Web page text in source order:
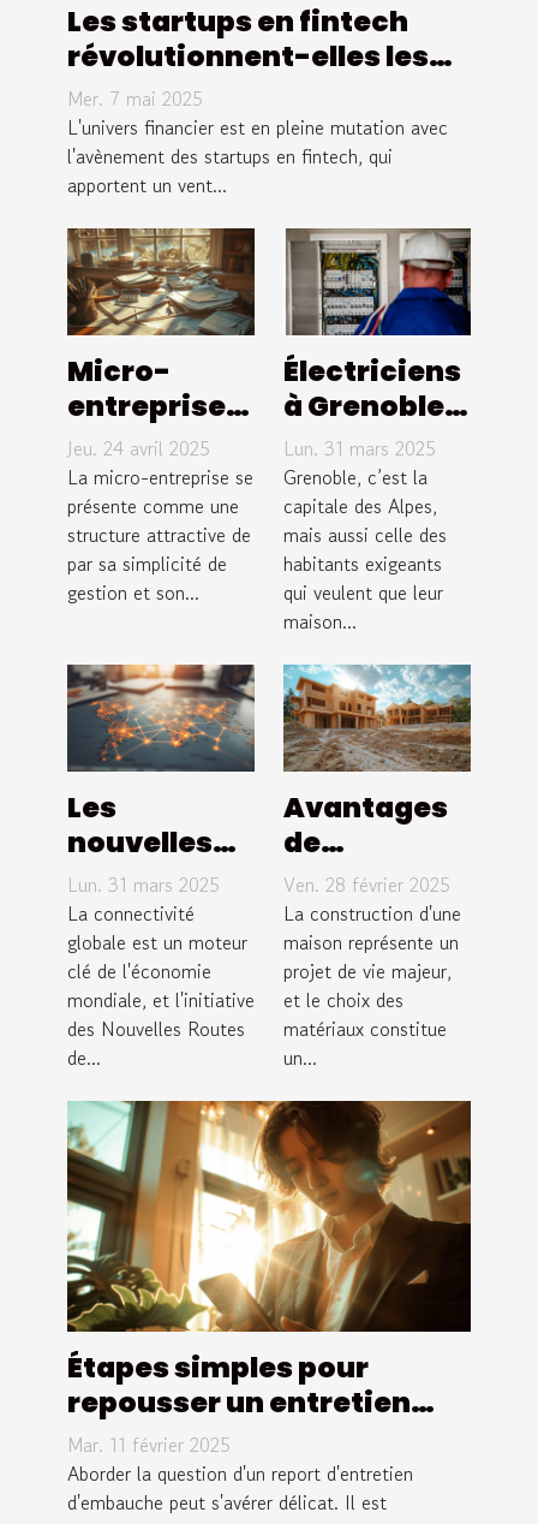
Les startups en fintech
révolutionnent-elles les
services financiers
Mer. 7 mai 2025
L'univers financier est en pleine mutation avec
l'avènement des startups en fintech, qui
apportent un vent...
Micro-
entreprises
et fiscalité
conseils
pour
optimiser
sa
déclaration
en 2023
Jeu. 24 avril 2025
La micro-entreprise se
présente comme une
structure attractive de
par sa simplicité de
gestion et son...
Électriciens
à Grenoble :
l'entreprise
KPC Elec
possède les
meilleurs !
Lun. 31 mars 2025
Grenoble, c’est la
capitale des Alpes,
mais aussi celle des
habitants exigeants
qui veulent que leur
maison...
Les
nouvelles
routes de la
soie
Initiative
mondiale et
enjeux pour
l'économie
Lun. 31 mars 2025
La connectivité
globale est un moteur
clé de l'économie
mondiale, et l'initiative
des Nouvelles Routes
de...
Avantages
de
construire
votre
maison en
bois avec un
diagnostic
rapide
Ven. 28 février 2025
La construction d'une
maison représente un
projet de vie majeur,
et le choix des
matériaux constitue
un...
Étapes simples pour
repousser un entretien
d'emploi sans enfreindre
les règles
Mar. 11 février 2025
Aborder la question d'un report d'entretien
d'embauche peut s'avérer délicat. Il est